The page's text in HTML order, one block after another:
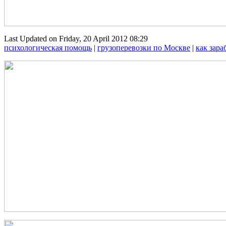
Last Updated on Friday, 20 April 2012 08:29
психологическая помощь | грузоперевозки по Москве | как